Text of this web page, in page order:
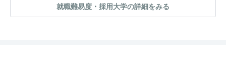
就職難易度・採用大学の詳細をみる